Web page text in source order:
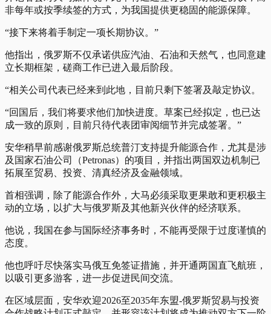
非每年或按季续签的方式，为我国提供更稳固的能源保障。
“接下来将着手制定一项长期协议。”
他指出，俄罗斯不仅承诺供应汽油、石油和天然气，也同意建
立长期框架，磋商工作已进入最后阶段。
“相关公司代表已经来到此地，目前只剩下签署及敲定协议。
“回国后，我们将要求他们加快进度。草案已经拟定，也已达
成一致的原则，目前只待代表团审阅细节并完成签署。”
安华稍早前感谢俄罗斯总统普汀支持提升能源合作，尤其是涉
及国家石油公司（Petronas）的项目，并指出两国双边机制已
拓展至贸易、投资、清真经济及金融领域。
首相强调，除了能源合作外，大马必须采取更果敢和更积极主
动的立场，以扩大与俄罗斯及其他新兴伙伴的经济联系。
他说，我国在参与国际经济事务时，不能再受限于过度谨慎的
态度。
他也呼吁尽快落实马俄互免签证措施，并开通两国直飞航班，
以吸引更多游客，进一步促进民间交流。
在区域层面，安华欢迎2026至2035年东盟-俄罗斯贸易与投资